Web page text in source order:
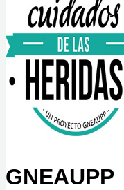
GNEAUPP